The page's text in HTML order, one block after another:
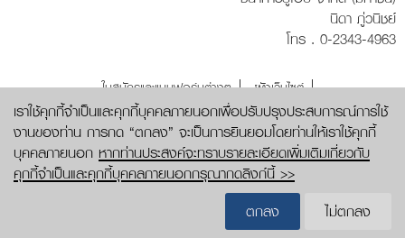
นิดา ภู่วนิชย์
โทร . 0-2343-4963
ใบสมัครและแบบฟอร์มต่างๆ
ผังเว็บไซต์
บริษัทในกลุ่มธนาคารยูโอบี
ประกาศความเป็นส่วนตัว
สงวนลิขสิทธิ์ 2569 ธนาคารยูโอบี จำกัด (มหาชน)
Thailand
UOB
Thailand
คำแนะนำเพื่อความปลอดภัย
เราใช้คุกกี้จำเป็นและคุกกี้บุคคลภายนอกเพื่อปรับปรุงประสบการณ์การใช้
งานของท่าน การกด “ตกลง” จะเป็นการยินยอมโดยท่านให้เราใช้คุกกี้
บุคคลภายนอก หากท่านประสงค์จะทราบรายละเอียดเพิ่มเติมเกี่ยวกับ
คุกกี้จำเป็นและคุกกี้บุคคลภายนอกกรุณากดลิงก์นี้ >>
ตกลง
ไม่ตกลง